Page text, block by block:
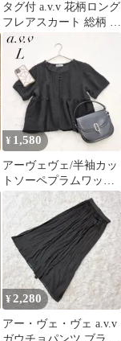
タグ付 a.v.v 花柄ロング
フレアスカート 総柄 ウ
エストゴム L
¥ 1,580
アーヴェヴェ/半袖カッ
トソーペプラムワッフ
ルくるみボタンブラッ
クＬゆったり☘️
¥2,280
アー・ヴェ・ヴェ a.v.v